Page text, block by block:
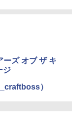
ズ オブ ザ キ
ジ
）